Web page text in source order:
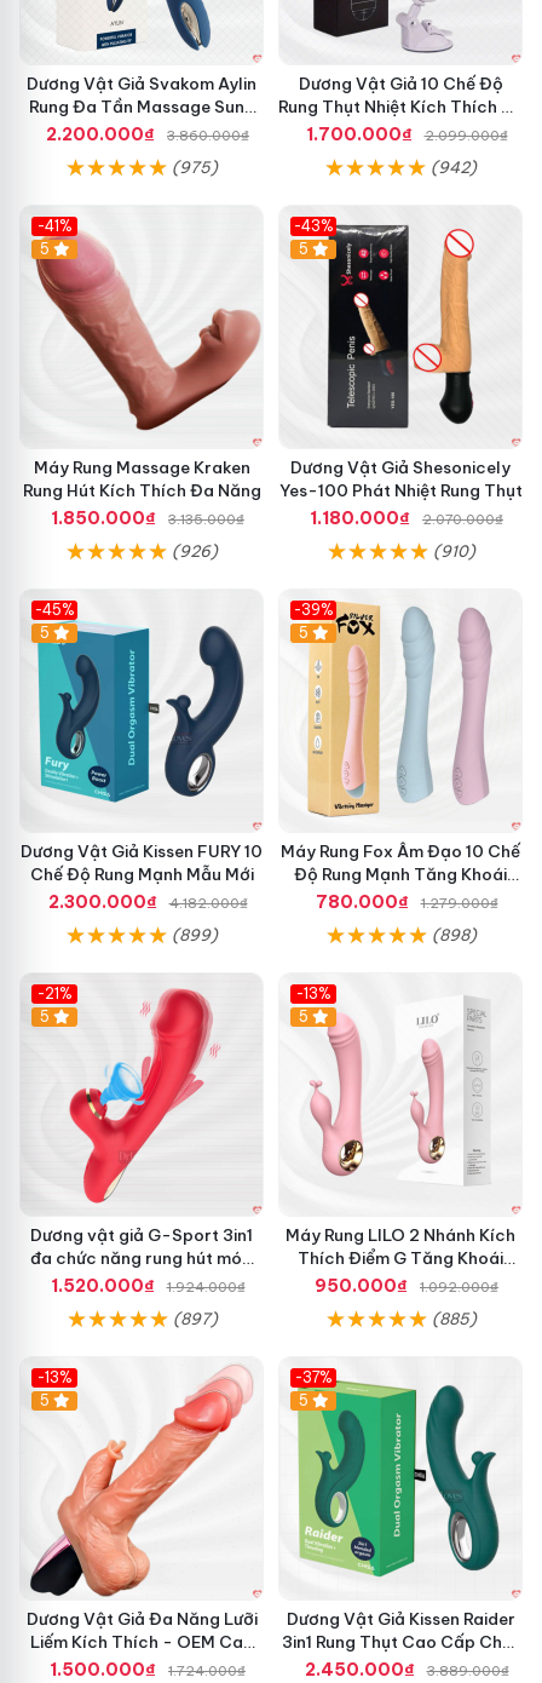
vệ sinh, chống nước thật sự hiệu quả."
Hãy nhanh tay sở hữu Máy Rung Âm Đạo Foxđể nâng cấp
cảm xúc và trải nghiệm mới trong chuyện yêu. Liên hệ ngay
những phút giây thăng hoa và tự do nhất! 🚀
Dương Vật Giả Svakom Aylin
Rung Đa Tần Massage Sung
Sướng
2.200.000₫ 3.860.000₫
(975)
Dương Vật Giả 10 Chế Độ
Rung Thụt Nhiệt Kích Thích Tự
Sướng
1.700.000₫ 2.099.000₫
(942)
-41%
Hot
5
Máy Rung Massage Kraken
Rung Hút Kích Thích Đa Năng
1.850.000₫
3.135.000₫
(926)
-43%
5
Dương Vật Giả Shesonicely
Yes-100 Phát Nhiệt Rung Thụt
1.180.000₫
2.070.000₫
(910)
-45%
Hot
5
Dương Vật Giả Kissen FURY 10
Chế Độ Rung Mạnh Mẫu Mới
2.300.000₫
4.182.000₫
(899)
-39%
Hot
5
Máy Rung Fox Âm Đạo 10 Chế
Độ Rung Mạnh Tăng Khoái
Cảm
780.000₫ 1.279.000₫
(898)
-21%
Hot
5
Dương vật giả G-Sport 3in1
đa chức năng rung hút móc
kích thích
1.520.000₫ 1.924.000₫
(897)
-13%
Hot
5
Máy Rung LILO 2 Nhánh Kích
Thích Điểm G Tăng Khoái
Cảm
950.000₫ 1.092.000₫
(885)
-13%
Hot
5
Dương Vật Giả Đa Năng Lưỡi
Liếm Kích Thích - OEM Cao
Cấp
1.500.000₫ 1.724.000₫
-37%
Hot
5
Dương Vật Giả Kissen Raider
3in1 Rung Thụt Cao Cấp Chất
Lượng
2.450.000₫ 3.889.000₫